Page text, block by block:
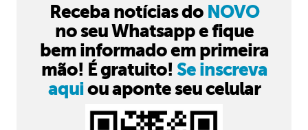
Receba notícias do NOVO
no seu Whatsapp e fique
bem informado em primeira
mão! É gratuito! Se inscreva
aquiou aponte seu celular